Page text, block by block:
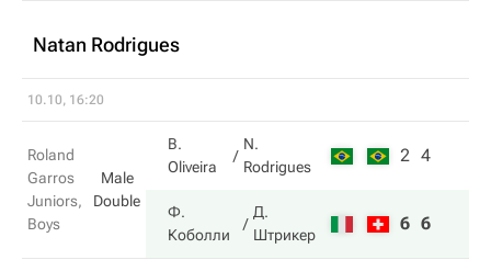
Natan Rodrigues
10.10, 16:20
Roland
Garros
Juniors,
Boys
Male
Double
B.
Oliveira
N.
Rodrigues
2 4
Ф.
Коболли
Д.
Штрикер
6 6